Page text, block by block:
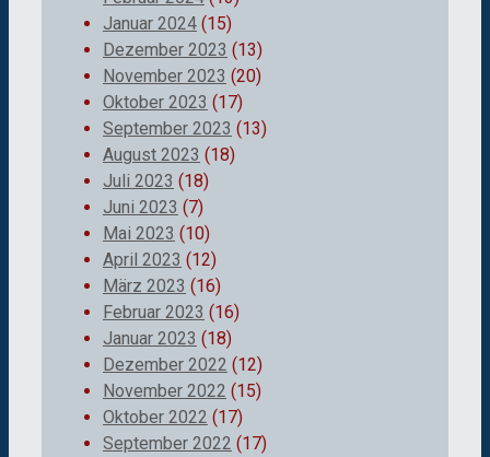
Januar 2024 (15)
Dezember 2023 (13)
November 2023 (20)
Oktober 2023 (17)
September 2023 (13)
August 2023 (18)
Juli 2023 (18)
Juni 2023 (7)
Mai 2023 (10)
April 2023 (12)
März 2023 (16)
Februar 2023 (16)
Januar 2023 (18)
Dezember 2022 (12)
November 2022 (15)
Oktober 2022 (17)
September 2022 (17)